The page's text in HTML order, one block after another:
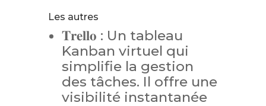
Les autres
𝐓𝐫𝐞𝐥𝐥𝐨 : Un tableau
Kanban virtuel qui
simplifie la gestion
des tâches. Il offre une
visibilité instantanée